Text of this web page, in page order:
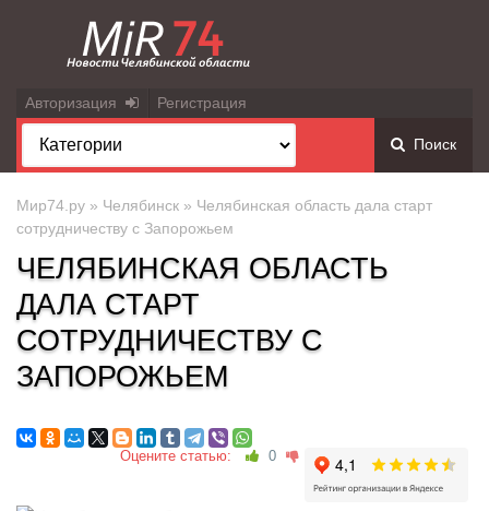
Авторизация Регистрация
Поиск
Мир74.ру » Челябинск » Челябинская область дала старт
сотрудничеству с Запорожьем
ЧЕЛЯБИНСКАЯ ОБЛАСТЬ
ДАЛА СТАРТ
СОТРУДНИЧЕСТВУ С
ЗАПОРОЖЬЕМ
Оцените статью: 0